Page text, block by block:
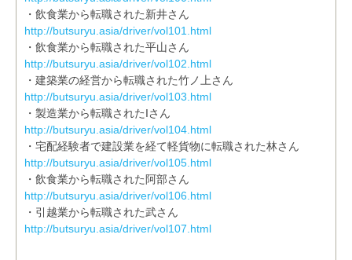
・飲食業から転職された新井さん
http://butsuryu.asia/driver/vol101.html
・飲食業から転職された平山さん
http://butsuryu.asia/driver/vol102.html
・建築業の経営から転職された竹ノ上さん
http://butsuryu.asia/driver/vol103.html
・製造業から転職されたIさん
http://butsuryu.asia/driver/vol104.html
・宅配経験者で建設業を経て軽貨物に転職された林さん
http://butsuryu.asia/driver/vol105.html
・飲食業から転職された阿部さん
http://butsuryu.asia/driver/vol106.html
・引越業から転職された武さん
http://butsuryu.asia/driver/vol107.html